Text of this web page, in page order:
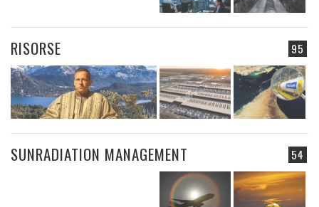
95
RISORSE
54
SUNRADIATION MANAGEMENT